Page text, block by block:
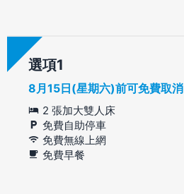
選項
8月15日(星期六)前可免費取消
2 張加大雙人床
免費自助停車
免費無線上網
免費早餐